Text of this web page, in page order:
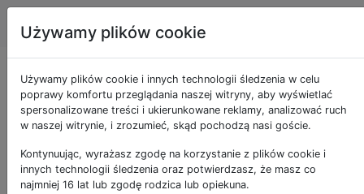
Apple Tagi
Czy mogę używać
słuchawek innych niż
Apple z iPhonem?
Używamy plików cookie
Używamy plików cookie i innych technologii śledzenia w celu
poprawy komfortu przeglądania naszej witryny, aby wyświetlać
spersonalizowane treści i ukierunkowane reklamy, analizować ruch
w naszej witrynie, i zrozumieć, skąd pochodzą nasi goście.
Kontynuując, wyrażasz zgodę na korzystanie z plików cookie i
innych technologii śledzenia oraz potwierdzasz, że masz co
najmniej 16 lat lub zgodę rodzica lub opiekuna.